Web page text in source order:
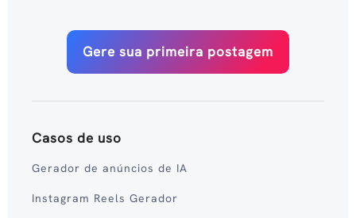
Gere sua primeira postagem
Casos de uso
Gerador de anúncios de IA
Instagram Reels Gerador